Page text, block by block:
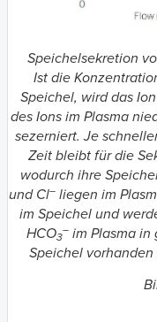
Speichelsekretion
Ist die
Speichel, wird das
des Ions im Plasma
sezerniert. Je
Zeit bleibt für die
wodurch ihre
und Cl– liegen im
im Speichel und
HCO3
– im Plasma in
Speichel